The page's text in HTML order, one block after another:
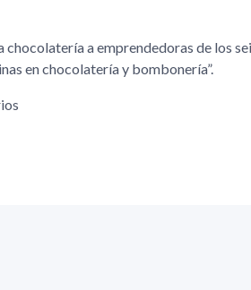
a emprendedoras de los
en chocolatería y bombonería .